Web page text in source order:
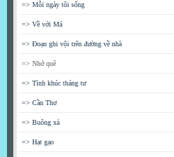
=> Mỗi ngày tôi sống
=> Về với Má
=> Đoạn ghi vội trên đường về nhà
=> Nhớ quê
=> Tình khúc tháng tư
=> Cần Thơ
=> Buông xả
=> Hạt gạo